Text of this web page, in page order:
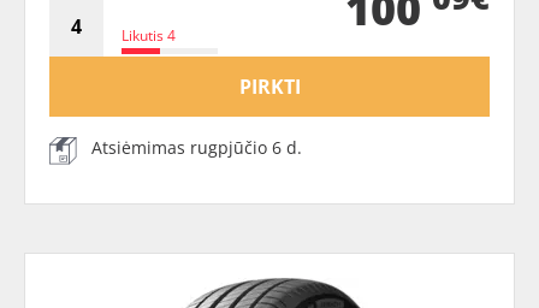
Likutis 4
PIRKTI
Atsiėmimas rugpjūčio 6 d.